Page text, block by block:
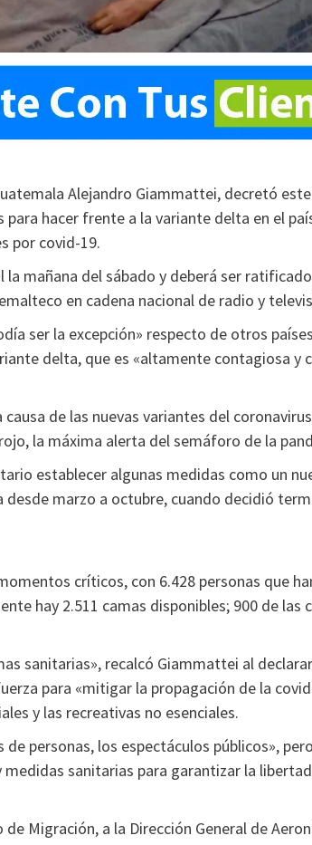
Alejandro Giammattei, decretó
hacer frente a la variante delta en el
por covid-19.
mañana del sábado y deberá ser
en cadena nacional de radio y
ser la excepción» respecto de otros
delta, que es «altamente contagiosa y
de las nuevas variantes del
la máxima alerta del semáforo de la
establecer algunas medidas como un
desde marzo a octubre, cuando decidió
críticos, con 6.428 personas que
hay 2.511 camas disponibles; 900 de las
sanitarias», recalcó Giammattei al
para «mitigar la propagación de la
y las recreativas no esenciales.
personas, los espectáculos públicos»,
sanitarias para garantizar la
Migración, a la Dirección General de